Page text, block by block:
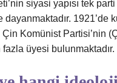
siyasi yapısı tek parti
dayanmaktadır. 1921’de
Komünist Partisi’nin
üyesi bulunmaktadır.